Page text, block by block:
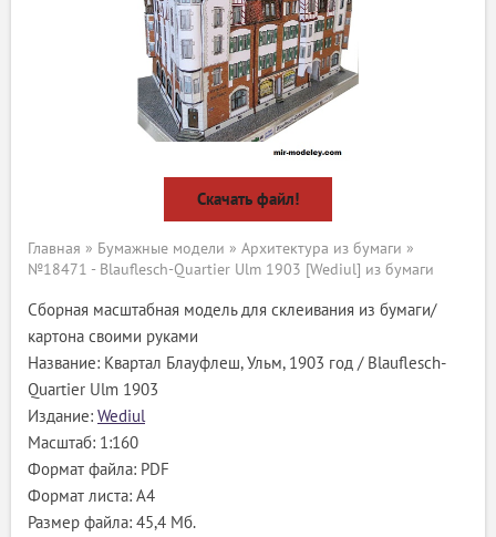
Скачать файл!
Главная » Бумажные модели » Архитектура из бумаги »
№18471 - Blauflesch-Quartier Ulm 1903 [Wediul] из бумаги
Сборная масштабная модель для склеивания из бумаги/
картона своими руками
Название: Квартал Блауфлеш, Ульм, 1903 год / Blauflesch-
Quartier Ulm 1903
Издание: Wediul
Масштаб: 1:160
Формат файла: PDF
Формат листа: А4
Размер файла: 45,4 Мб.